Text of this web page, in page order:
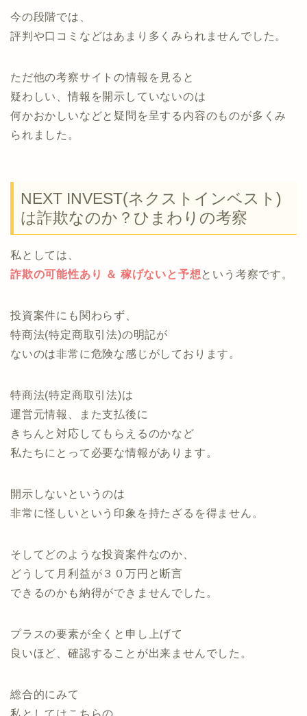
今の段階では、
評判や口コミなどはあまり多くみられませんでした。
ただ他の考察サイトの情報を見ると
疑わしい、情報を開示していないのは
何かおかしいなどと疑問を呈する内容のものが多くみ
られました。
NEXT INVEST(ネクストインベスト)
は詐欺なのか？ひまわりの考察
私としては、
詐欺の可能性あり ＆ 稼げないと予想という考察です。
投資案件にも関わらず、
特商法(特定商取引法)の明記が
ないのは非常に危険な感じがしております。
特商法(特定商取引法)は
運営元情報、また支払後に
きちんと対応してもらえるのかなど
私たちにとって必要な情報があります。
開示しないというのは
非常に怪しいという印象を持たざるを得ません。
そしてどのような投資案件なのか、
どうして月利益が３０万円と断言
できるのかも納得ができませんでした。
プラスの要素が全くと申し上げて
良いほど、確認することが出来ませんでした。
総合的にみて
私としてはこちらの